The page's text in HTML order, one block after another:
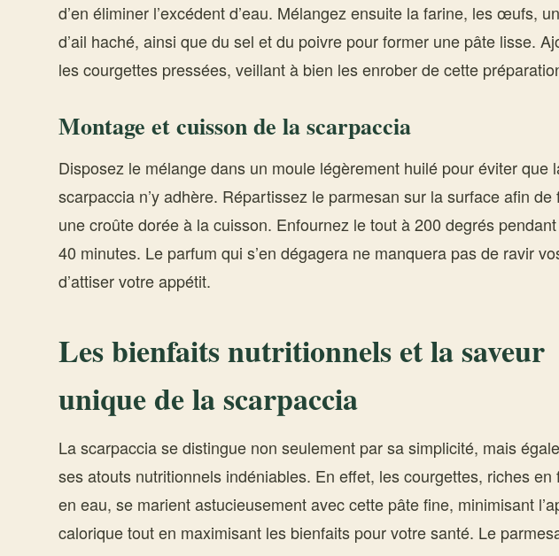
d’en éliminer l’excédent d’eau. Mélangez ensuite la farine, les œufs,
d’ail haché, ainsi que du sel et du poivre pour former une pâte lisse.
les courgettes pressées, veillant à bien les enrober de cette
Montage et cuisson de la scarpaccia
Disposez le mélange dans un moule légèrement huilé pour éviter que
scarpaccia n’y adhère. Répartissez le parmesan sur la surface afin de
une croûte dorée à la cuisson. Enfournez le tout à 200 degrés
40 minutes. Le parfum qui s’en dégagera ne manquera pas de ravir
d’attiser votre appétit.
Les bienfaits nutritionnels et la saveur
unique de la scarpaccia
La scarpaccia se distingue non seulement par sa simplicité, mais
ses atouts nutritionnels indéniables. En effet, les courgettes, riches en
en eau, se marient astucieusement avec cette pâte fine, minimisant
calorique tout en maximisant les bienfaits pour votre santé. Le